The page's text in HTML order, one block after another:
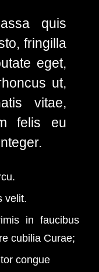
quis
fringilla
eget,
ut,
vitae,
felis eu
velit.
in faucibus
cubilia Curae;
congue